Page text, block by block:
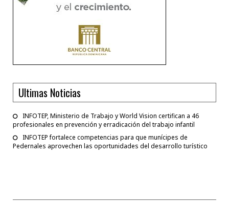
Ultimas Noticias
INFOTEP, Ministerio de Trabajo y World Vision certifican a 46
profesionales en prevención y erradicación del trabajo infantil
INFOTEP fortalece competencias para que munícipes de
Pedernales aprovechen las oportunidades del desarrollo turístico